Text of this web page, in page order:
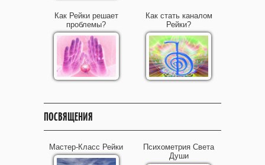
Как Рейки решает
проблемы?
Как стать каналом
Рейки?
ПОСВЯЩЕНИЯ
Мастер-Класс Рейки
Психометрия Света
Души